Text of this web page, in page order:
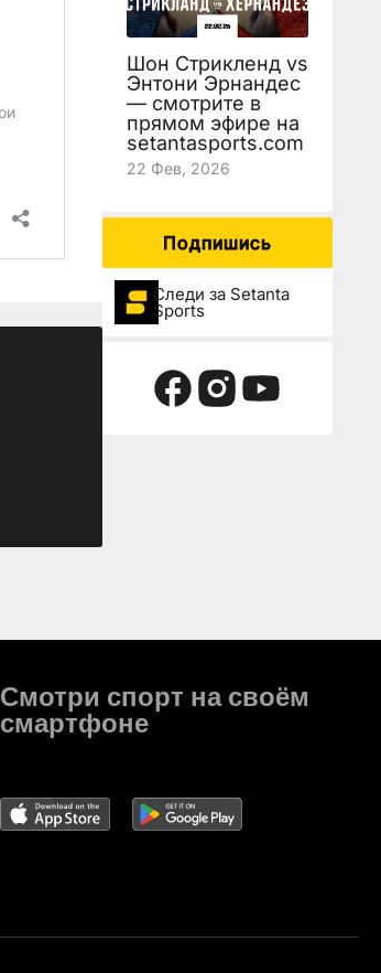
Шон Стрикленд vs
Энтони Эрнандес
— смотрите в
прямом эфире на
setantasports.com
22 Фев, 2026
Подпишись
Следи за Setanta
Sports
Смотри спорт на своём
смартфоне